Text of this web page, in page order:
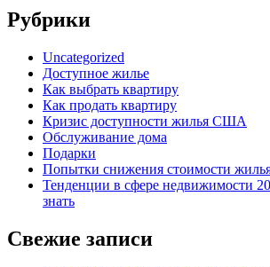
Рубрики
Uncategorized
Доступное жилье
Как выбрать квартиру
Как продать квартиру
Кризис доступности жилья США
Обслуживание дома
Подарки
Попытки снижения стоимости
Тенденции в сфере недвижимости
знать
Свежие записи